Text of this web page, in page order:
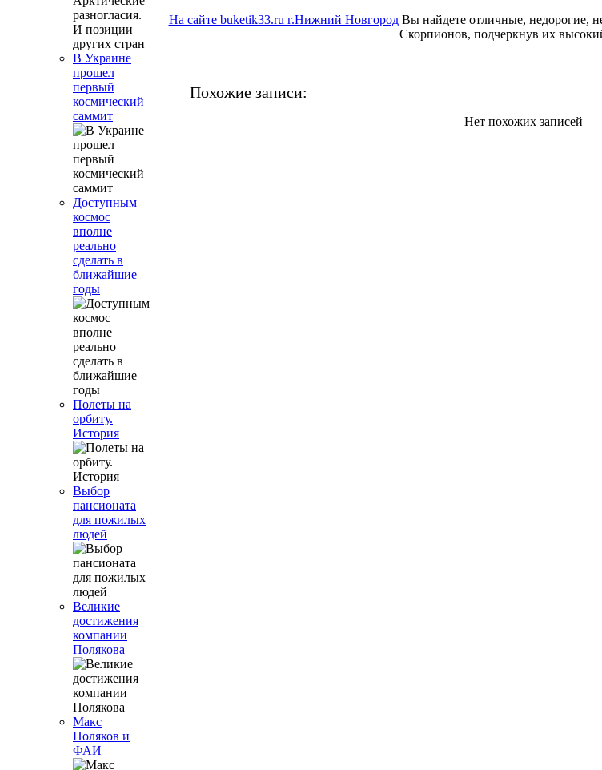
В Украине
прошел
первый
космический
саммит
Доступным
космос
вполне
реально
сделать в
ближайшие
годы
Полеты на
орбиту.
История
Выбор
пансионата
для пожилых
людей
Великие
достижения
компании
Полякова
Макс
Поляков и
ФАИ
На сайте buketik33.ru г.Нижний НовгородВы найдете отличные, недорогие,
Скорпионов, подчеркнув их
Похожие записи:
Нет похожих записей